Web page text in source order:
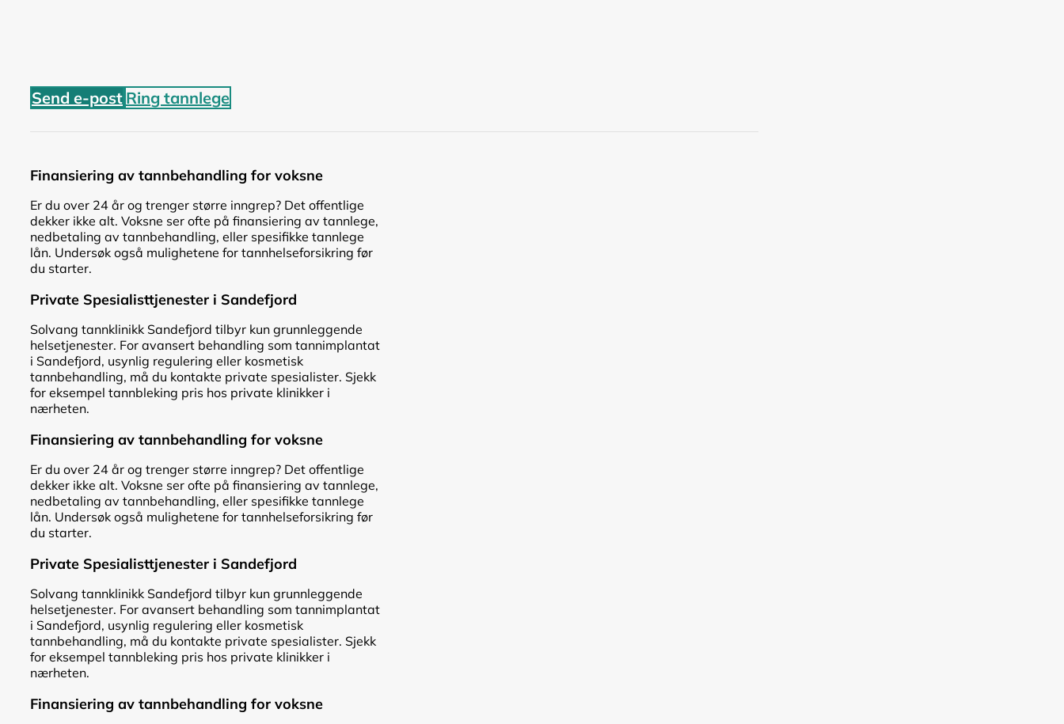
Send e-post Ring tannlege
Finansiering av tannbehandling for voksne
Er du over 24 år og trenger større inngrep? Det offentlige
dekker ikke alt. Voksne ser ofte på finansiering av tannlege,
nedbetaling av tannbehandling, eller spesifikke tannlege
lån. Undersøk også mulighetene for tannhelseforsikring før
du starter.
Private Spesialisttjenester i Sandefjord
Solvang tannklinikk Sandefjord tilbyr kun grunnleggende
helsetjenester. For avansert behandling som tannimplantat
i Sandefjord, usynlig regulering eller kosmetisk
tannbehandling, må du kontakte private spesialister. Sjekk
for eksempel tannbleking pris hos private klinikker i
nærheten.
Finansiering av tannbehandling for voksne
Er du over 24 år og trenger større inngrep? Det offentlige
dekker ikke alt. Voksne ser ofte på finansiering av tannlege,
nedbetaling av tannbehandling, eller spesifikke tannlege
lån. Undersøk også mulighetene for tannhelseforsikring før
du starter.
Private Spesialisttjenester i Sandefjord
Solvang tannklinikk Sandefjord tilbyr kun grunnleggende
helsetjenester. For avansert behandling som tannimplantat
i Sandefjord, usynlig regulering eller kosmetisk
tannbehandling, må du kontakte private spesialister. Sjekk
for eksempel tannbleking pris hos private klinikker i
nærheten.
Finansiering av tannbehandling for voksne